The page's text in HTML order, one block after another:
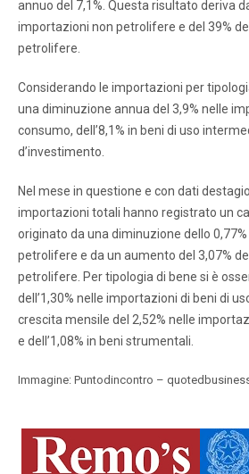
annuo del 7,1%. Questa risultato deriva
importazioni non petrolifere e del 39%
petrolifere.
Considerando le importazioni per
una diminuzione annua del 3,9% nelle
consumo, dell’8,1% in beni di uso
d’investimento.
Nel mese in questione e con dati
importazioni totali hanno registrato un
originato da una diminuzione dello
petrolifere e da un aumento del 3,07%
petrolifere. Per tipologia di bene si è
dell’1,30% nelle importazioni di beni di
crescita mensile del 2,52% nelle
e dell’1,08% in beni strumentali.
Immagine: Puntodincontro –